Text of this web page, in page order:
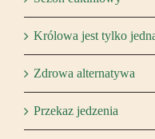
Królowa jest tylko
Zdrowa alternatywa
Przekaz jedzenia